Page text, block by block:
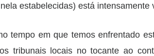
estabelecidas) está
tempo em que temos enfrentado
tribunais locais no tocante ao